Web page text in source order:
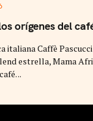
orígenes del
italiana Caffè
estrella, Mama
..